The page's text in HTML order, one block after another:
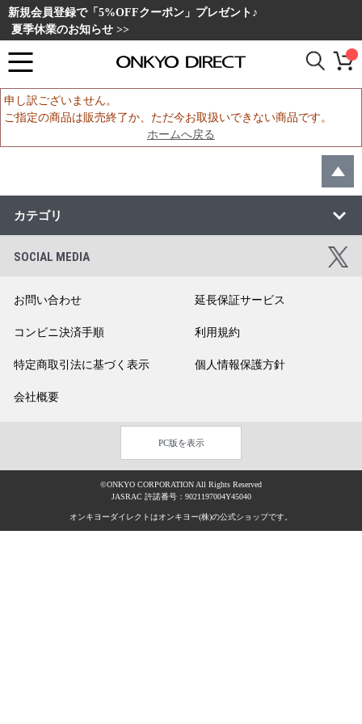
新規会員登録で「5%OFFクーポン」プレゼント♪
夏季休業のお知らせ >>
申し訳ございません。
ご指定の商品は販売終了か、ただ今お取扱いできない商品です。
ホームへ戻る
カテゴリ
SOCIAL MEDIA
お問い合わせ 延長保証サービス
コンビニ決済手順 利用規約
特定商取引法に基づく表示 個人情報保護方針
会社概要
PC版を表示
©ONKYO CORPORATION All Rights Reserved
JASRAC 許諾番号：9021197004Y45040
オンキヨーダイレクトはオンキヨー(株)の公式ショップです。